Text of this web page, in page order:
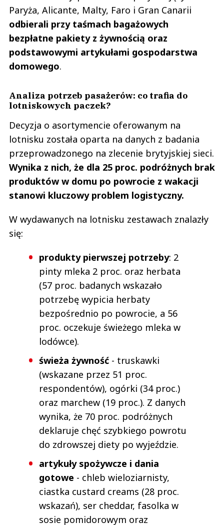
1
Nie znaleziono komentarzy
Zostaw swoje komentarze
Imię (Wymagane)
Prześlij komentarz
Paryża, Alicante, Malty, Faro i Gran Canarii
odbierali przy taśmach bagażowych
bezpłatne pakiety z żywnością oraz
podstawowymi artykułami gospodarstwa
domowego.
Analiza potrzeb pasażerów: co trafia do
lotniskowych paczek?
Decyzja o asortymencie oferowanym na
lotnisku została oparta na danych z badania
przeprowadzonego na zlecenie brytyjskiej sieci.
Wynika z nich, że dla 25 proc. podróżnych brak
produktów w domu po powrocie z wakacji
stanowi kluczowy problem logistyczny.
W wydawanych na lotnisku zestawach znalazły
się:
produkty pierwszej potrzeby: 2
pinty mleka 2 proc. oraz herbata
(57 proc. badanych wskazało
potrzebę wypicia herbaty
bezpośrednio po powrocie, a 56
proc. oczekuje świeżego mleka w
lodówce).
świeża żywność - truskawki
(wskazane przez 51 proc.
respondentów), ogórki (34 proc.)
oraz marchew (19 proc.). Z danych
wynika, że 70 proc. podróżnych
deklaruje chęć szybkiego powrotu
do zdrowszej diety po wyjeździe.
artykuły spożywcze i dania
gotowe - chleb wieloziarnisty,
ciastka custard creams (28 proc.
wskazań), ser cheddar, fasolka w
sosie pomidorowym oraz